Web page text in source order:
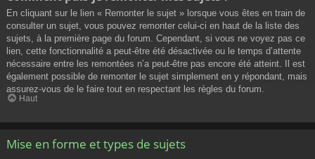
En cliquant sur le lien « Remonter le sujet » lorsque vous êtes en train de
consulter un sujet, vous pouvez remonter celui-ci en haut de la liste des
sujets, à la première page du forum. Cependant, si vous ne voyez pas ce
lien, cette fonctionnalité a peut-être été désactivée ou le temps d’attente
nécessaire entre les remontées n’a peut-être pas encore été atteint. Il est
également possible de remonter le sujet simplement en y répondant, mais
assurez-vous de le faire tout en respectant les règles du forum.
Haut
Mise en forme et types de sujets